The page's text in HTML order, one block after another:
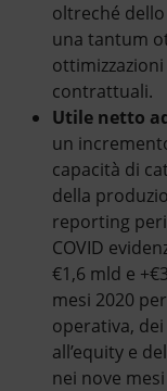
oltreché
una tantum
contrattuali.
Utile netto
un
capacità di
della
reporting
COVID
€1,6 mld e
mesi 2020
operativa,
all’equity e
nei nove